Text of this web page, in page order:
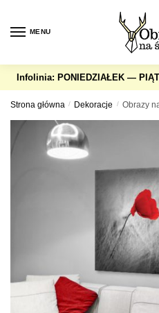
navigation
content
MENU
Infolinia: PONIEDZIAŁEK —
Strona główna / Dekoracje / Obrazy